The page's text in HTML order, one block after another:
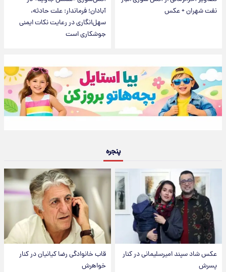
نفت شهران + عکس
آبادان؛ فرماندار: علت حادثه،
سهل‌انگاری در رعایت نکات ایمنی
جوشکاری است
پنجره
عکس شاد سپند امیرسلیمانی در کنار
پسرش
قاب خانوادگی رضا کیانیان در کنار
خواهرش